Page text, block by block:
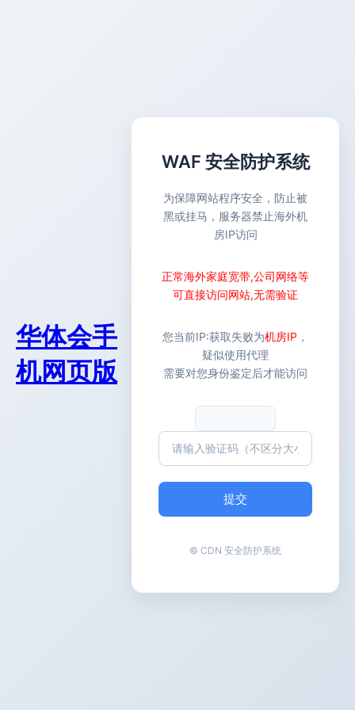
华体会手
机网页版
WAF 安全防护系统
为保障网站程序安全，防止被
黑或挂马，服务器禁止海外机
房IP访问
正常海外家庭宽带,公司网络等
可直接访问网站,无需验证
您当前IP:获取失败为机房IP ，
疑似使用代理
需要对您身份鉴定后才能访问
提交
© CDN 安全防护系统